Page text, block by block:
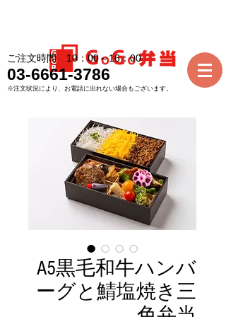
ご注文時間 10：00～16：00
03-6661-3786
※注文状況により、お電話に出れない場合もございます。
A5黒毛和牛ハンバ
ーグと鯖塩焼き三